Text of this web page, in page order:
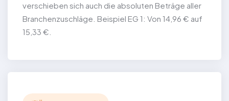
verschieben sich auch die absoluten Beträge aller
Branchenzuschläge. Beispiel EG 1: Von 14,96 € auf
15,33 €.